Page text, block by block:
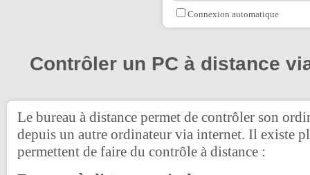
Connexion automatique
Contrôler un PC à distance
Le bureau à distance permet de contrôler son
depuis un autre ordinateur via internet. Il existe
permettent de faire du contrôle à distance :